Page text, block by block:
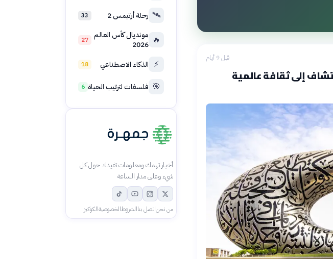
قبل 9 أيام
إلى ثقافة عالمية
🛰️ رحلة أرتيمس 2 33
🔥 مونديال كأس العالم
2026
27
⚡ الذكاء الاصطناعي 18
🎯 فلسفات لترتيب الحياة 6
أخبار تهمك ومعلومات تفيدك حول كل
شيء وعلى مدار الساعة
من نحناتصل بناالشروطالخصوصيةالكوكيز